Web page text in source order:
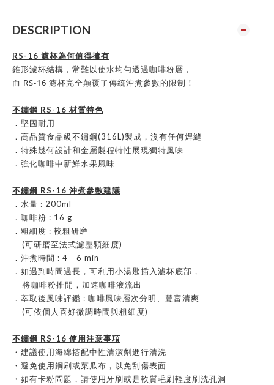
DESCRIPTION
RS-16 濾杯為何值得擁有
錐形濾杯結構，常難以使水均勻透過咖啡粉層，
而 RS-16 濾杯完全顛覆了傳統沖煮參數的限制！
不鏽鋼 RS-16 材質特色
．堅固耐用
．高品質食品級不鏽鋼(316L)製成，沒有任何焊縫
．特殊幾何設計和金屬製程特性展現獨特風味
．強化咖啡中新鮮水果風味
不鏽鋼 RS-16 沖煮參數建議
．水量 : 200ml
．咖啡粉 : 16 g
．粗細度 : 較粗研磨
(可研磨至法式濾壓顆細度)
．沖煮時間 : 4 - 6 min
．如遇到時間過長，可利用小湯匙插入濾杯底部，
將咖啡粉推開，加速咖啡液流出
．萃取後風味評鑑 : 咖啡風味層次分明、豐富清爽
(可依個人喜好微調時間與粗細度)
不鏽鋼 RS-16 使用注意事項
・建議使用海綿搭配中性清潔劑進行清洗
・避免使用鋼刷或菜瓜布，以免刮傷表面
・如有卡粉問題，請使用牙刷或是軟質毛刷輕度刷洗孔洞